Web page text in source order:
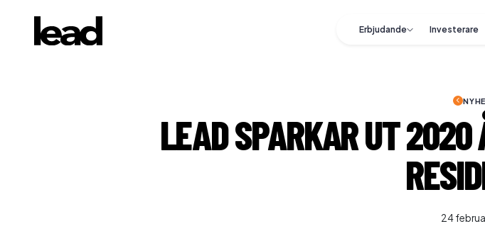
Erbjudande Investerare
LEAD SPARKAR UT 2020
24